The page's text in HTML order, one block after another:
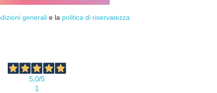
generali e la politica di riservatezza
5,0/5
1